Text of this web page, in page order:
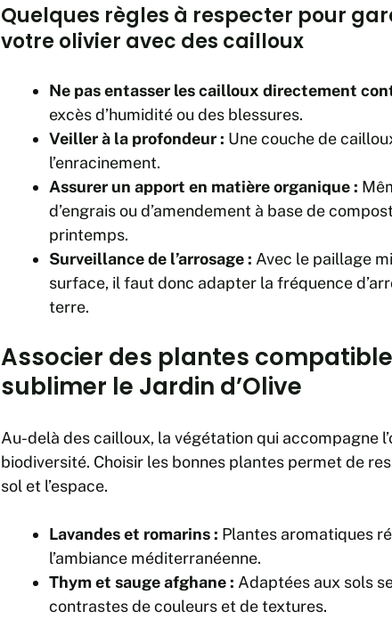
Quelques règles à respecter pour
votre olivier avec des cailloux
Ne pas entasser les cailloux directement
excès d’humidité ou des blessures.
Veiller à la profondeur : Une couche de
l’enracinement.
Assurer un apport en matière organique :
d’engrais ou d’amendement à base de
printemps.
Surveillance de l’arrosage : Avec le paillage
surface, il faut donc adapter la fréquence
terre.
Associer des plantes
sublimer le Jardin d’Olive
Au-delà des cailloux, la végétation qui accompagne
biodiversité. Choisir les bonnes plantes permet de
sol et l’espace.
Lavandes et romarins : Plantes aromatiques
l’ambiance méditerranéenne.
Thym et sauge afghane : Adaptées aux sols
contrastes de couleurs et de textures.